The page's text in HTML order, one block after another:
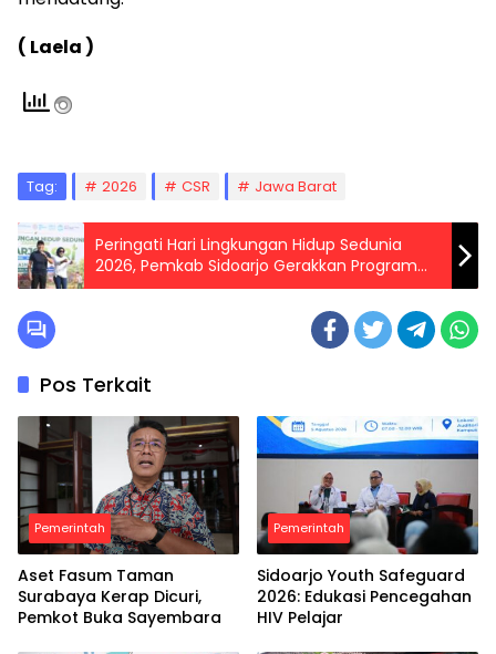
( Laela )
Tag: 2026 CSR Jawa Barat
Peringati Hari Lingkungan Hidup Sedunia
2026, Pemkab Sidoarjo Gerakkan Program
Sidoarjo Asri
Pos Terkait
Pemerintah
Aset Fasum Taman
Surabaya Kerap Dicuri,
Pemkot Buka Sayembara
Pemerintah
Sidoarjo Youth Safeguard
2026: Edukasi Pencegahan
HIV Pelajar